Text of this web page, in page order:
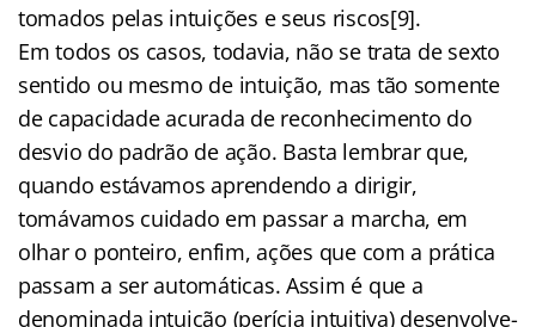
tomados pelas intuições e seus riscos[9].
Em todos os casos, todavia, não se trata de sexto
sentido ou mesmo de intuição, mas tão somente
de capacidade acurada de reconhecimento do
desvio do padrão de ação. Basta lembrar que,
quando estávamos aprendendo a dirigir,
tomávamos cuidado em passar a marcha, em
olhar o ponteiro, enfim, ações que com a prática
passam a ser automáticas. Assim é que a
denominada intuição (perícia intuitiva) desenvolve-